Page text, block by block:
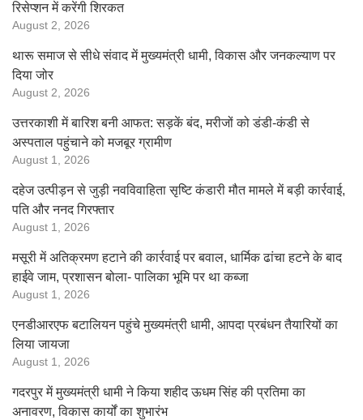
रिसेप्शन में करेंगी शिरकत
August 2, 2026
थारू समाज से सीधे संवाद में मुख्यमंत्री धामी, विकास और जनकल्याण पर
दिया जोर
August 2, 2026
उत्तरकाशी में बारिश बनी आफत: सड़कें बंद, मरीजों को डंडी-कंडी से
अस्पताल पहुंचाने को मजबूर ग्रामीण
August 1, 2026
दहेज उत्पीड़न से जुड़ी नवविवाहिता सृष्टि कंडारी मौत मामले में बड़ी कार्रवाई,
पति और ननद गिरफ्तार
August 1, 2026
मसूरी में अतिक्रमण हटाने की कार्रवाई पर बवाल, धार्मिक ढांचा हटने के बाद
हाईवे जाम, प्रशासन बोला- पालिका भूमि पर था कब्जा
August 1, 2026
एनडीआरएफ बटालियन पहुंचे मुख्यमंत्री धामी, आपदा प्रबंधन तैयारियों का
लिया जायजा
August 1, 2026
गदरपुर में मुख्यमंत्री धामी ने किया शहीद ऊधम सिंह की प्रतिमा का
अनावरण, विकास कार्यों का शुभारंभ